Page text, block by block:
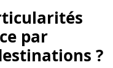
par
?